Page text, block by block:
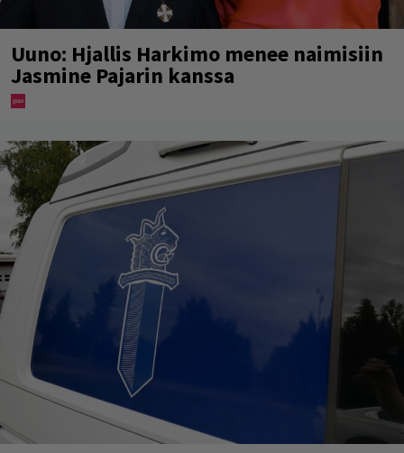
Uuno: Hjallis Harkimo menee naimisiin
Jasmine Pajarin kanssa